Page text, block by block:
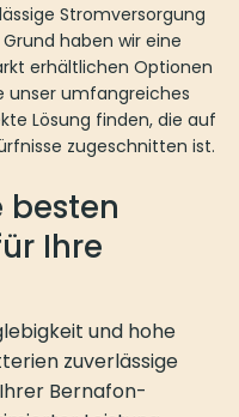
Stromversorgung
haben wir eine
erhältlichen Optionen
unser umfangreiches
Lösung finden, die auf
zugeschnitten ist.
besten
Ihre
und hohe
zuverlässige
Bernafon-